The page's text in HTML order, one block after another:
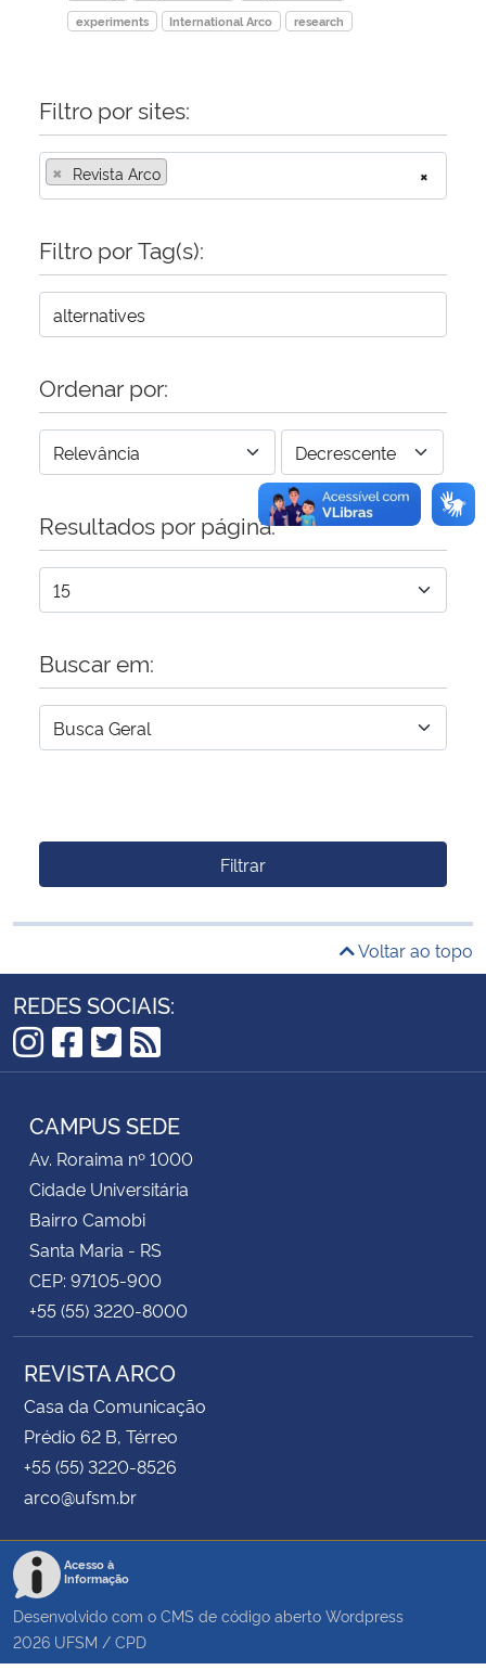
Ministério do Turismo
Ministério da Mulher, da Família e dos Direitos Humanos
Secretaria-Geral
Secretaria de Governo
Gabinete de Segurança Institucional
Advocacia-Geral da União
Planalto
experiments
International Arco research
Filtro por sites:
×
× Revista Arco
Filtro por Tag(s):
Ordenar por:
Resultados por página:
Buscar em:
Filtrar
Voltar ao topo
REDES SOCIAIS:
Instagram
Facebook
Twitter
RSS
CAMPUS SEDE
Av. Roraima nº 1000
Cidade Universitária
Bairro Camobi
Santa Maria - RS
CEP: 97105-900
+55 (55) 3220-8000
REVISTA ARCO
Casa da Comunicação
Prédio 62 B, Térreo
+55 (55) 3220-8526
arco@ufsm.br
Acesso à
Informação
Desenvolvido com o CMS de código aberto Wordpress
2026 UFSM / CPD